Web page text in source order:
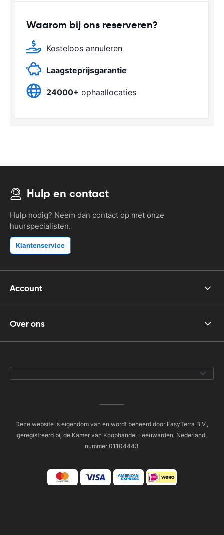
Waarom bij ons reserveren?
Kosteloos annuleren
Laagsteprijsgarantie
24000+ ophaallocaties
Hulp en contact
Hulp nodig? Neem dan contact op met onze
huurspecialisten.
Klantenservice
Account
Over ons
Deze website is eigendom van en wordt beheerd door EasyTerra B.V.,
geregistreerd bij de Kamer van Koophandel Leeuwarden, Nederland,
nummer 01104443